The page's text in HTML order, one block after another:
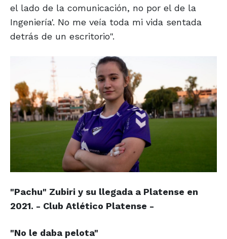
el lado de la comunicación, no por el de la
Ingeniería'. No me veía toda mi vida sentada
detrás de un escritorio".
"Pachu" Zubiri y su llegada a Platense en
2021. - Club Atlético Platense -
"No le daba pelota"